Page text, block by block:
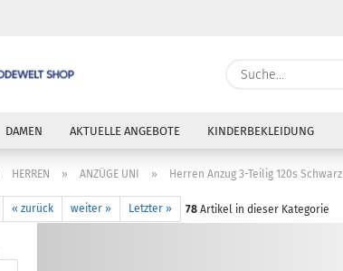
DAMEN AKTUELLE ANGEBOTE KINDERBEKLEIDUNG
HERREN » ANZÜGE UNI » Herren Anzug 3-Teilig 120s Schwarz
« zurück weiter » Letzter » 78 Artikel in dieser Kategorie